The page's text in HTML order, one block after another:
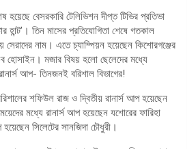
হয়েছে বেসরকারি টেলিভিশন দীপ্ত টিভির প্রতিভা
হান্ট’। তিন মাসের প্রতিযোগিতা শেষে গতকাল
সেরাদের নাম। এতে চ্যাম্পিয়ন হয়েছেন কিশোরগঞ্জের
হোসাইন। মজার বিষয় হলো ছেলেদের মধ্যে
আপ- তিনজনই বরিশাল বিভাগের!
শফিউল রাজ ও দ্বিতীয় রানার্স আপ হয়েছেন
মধ্যে রানার্স আপ হয়েছেন যশোরের ফারিহা
সিলেটের সানজিদা চৌধুরী।